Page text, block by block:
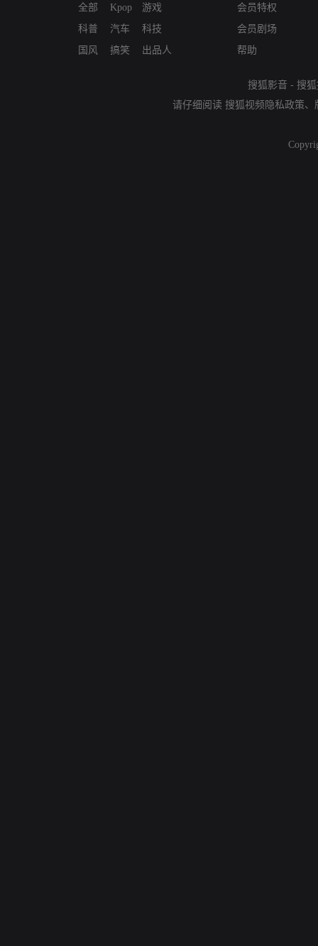
全部
科普
国风
Kpop
汽车
搞笑
游戏
科技
出品人
会员特权
会员剧场
帮助
搜狐影音 - 搜
请仔细阅读 搜狐视频隐私政策、